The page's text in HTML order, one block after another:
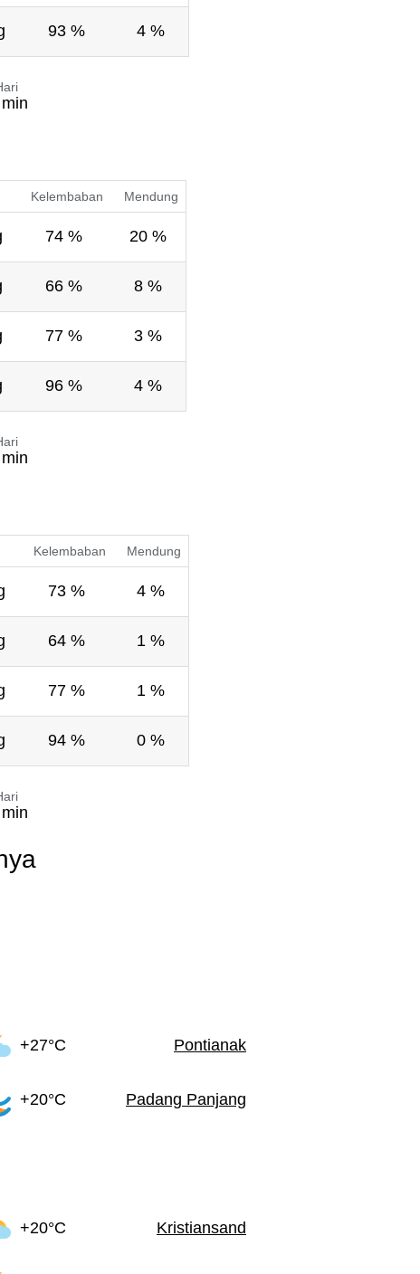
93 % 4 %
Kelembaban Mendung
74 % 20 %
66 % 8 %
77 % 3 %
96 % 4 %
Kelembaban Mendung
73 % 4 %
64 % 1 %
77 % 1 %
94 % 0 %
+27°C Pontianak
+20°C Padang Panjang
+20°C Kristiansand